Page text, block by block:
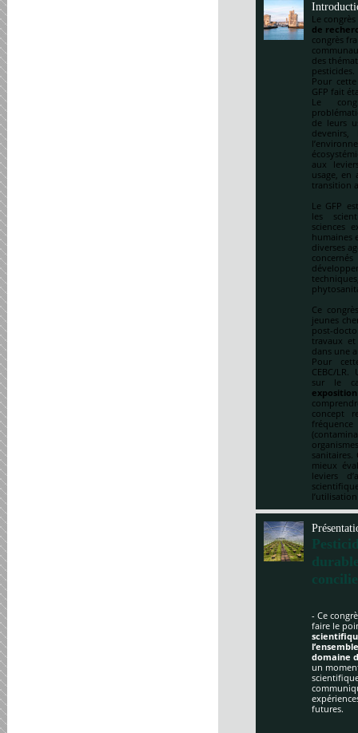
Le
de
congrès
des
pesticides.
Pour
GFP fait
Le
de leurs
devenirs,
aux
usage, en
transition
Le GFP
les
sciences
humaines
diverses
Ce
jeunes
post-
travaux
dans une
Pour
CEBC/
sur le
concept
sanitaires.
mieux
leviers
- Ce
faire le
domaine
un
futures.